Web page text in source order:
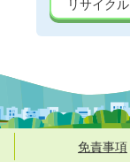
リサイクル
免責事項